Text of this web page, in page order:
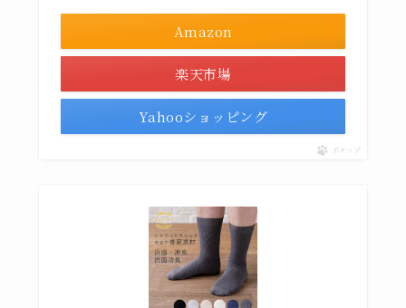
Amazon
楽天市場
Yahooショッピング
ポチップ